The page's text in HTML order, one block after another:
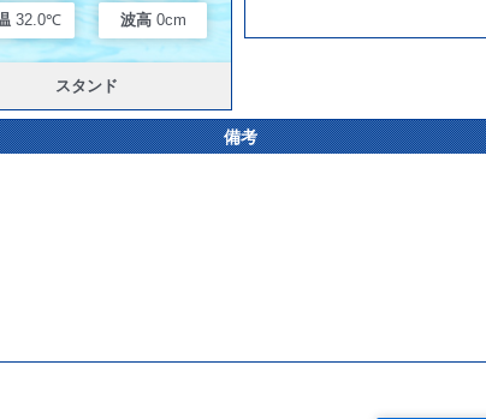
32.0℃ 波高 0cm
スタンド
備考